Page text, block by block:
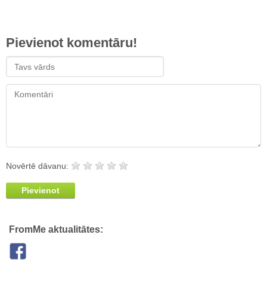
Pievienot komentāru!
Novērtē dāvanu:
Pievienot
FromMe aktualitātes: